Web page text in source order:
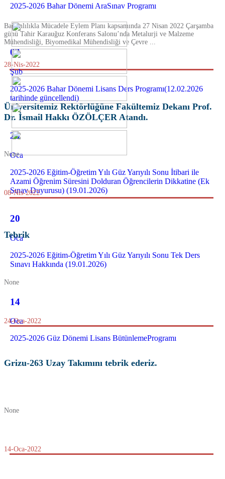
2025-2026 Bahar Dönemi AraSınav Programı
03
Şub
2025-2026 Bahar Dönemi Lisans Ders Programı(12.02.2026
tarihinde güncellendi)
20
Oca
2025-2026 Eğitim-Öğretim Yılı Güz Yarıyılı Sonu İtibari ile
Azami Öğrenim Süresini Dolduran Öğrencilerin Dikkatine (Ek
Sınav Duyurusu) (19.01.2026)
20
Oca
2025-2026 Eğitim-Öğretim Yılı Güz Yarıyılı Sonu Tek Ders
Sınavı Hakkında (19.01.2026)
14
Oca
2025-2026 Güz Dönemi Lisans BütünlemeProgramı
Bağımlılıkla Mücadele Eylem Planı kapsamında 27 Nisan 2022 Çarşamba
günü Tahir Karauğuz Konferans Salonu’nda Metalurji ve Malzeme
Mühendisliği, Biyomedikal Mühendisliği ve Çevre ...
28-Nis-2022
Üniversitemiz Rektörlüğüne Fakültemiz Dekanı Prof.
Dr. İsmail Hakkı ÖZÖLÇER Atandı.
None
08-Nis-2022
Tebrik
None
24-Oca-2022
Grizu-263 Uzay Takımını tebrik ederiz.
None
14-Oca-2022